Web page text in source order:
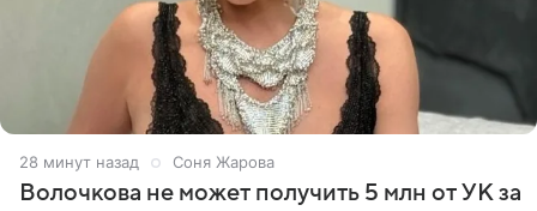
28 минут назад Соня Жарова
Волочкова не может получить 5 млн от УК за